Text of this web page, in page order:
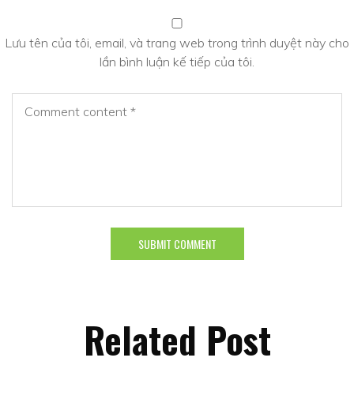
Lưu tên của tôi, email, và trang web trong trình duyệt này cho
lần bình luận kế tiếp của tôi.
Related Post